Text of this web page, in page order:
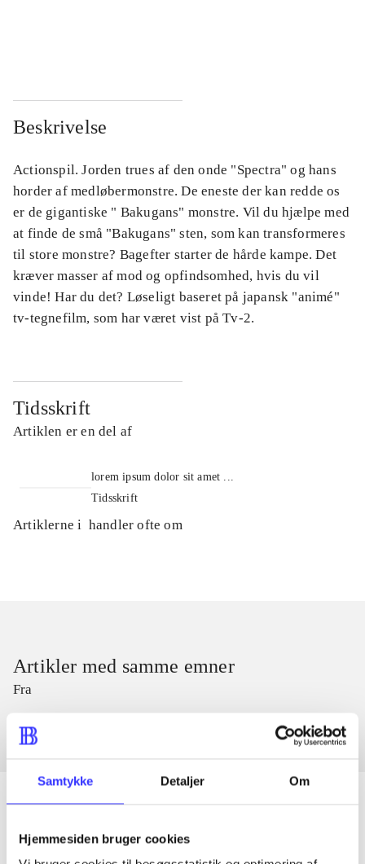
Samtykke Detaljer Om
Hjemmesiden bruger cookies
Beskrivelse
Actionspil. Jorden trues af den onde "Spectra" og hans
horder af medløbermonstre. De eneste der kan redde os
er de gigantiske " Bakugans" monstre. Vil du hjælpe med
at finde de små "Bakugans" sten, som kan transformeres
til store monstre? Bagefter starter de hårde kampe. Det
kræver masser af mod og opfindsomhed, hvis du vil
vinde! Har du det? Løseligt baseret på japansk "animé"
tv-tegnefilm, som har været vist på Tv-2.
Tidsskrift
Artiklen er en del af
lorem ipsum dolor sit amet ...
Tidsskrift
Artiklerne i handler ofte om
Artikler med samme emner
Fra
Artikler